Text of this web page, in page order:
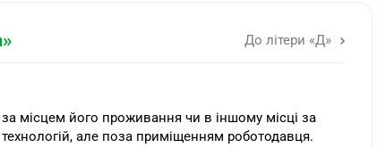
До літери «Д»
місцем його проживання чи в іншому місці за
але поза приміщенням роботодавця.